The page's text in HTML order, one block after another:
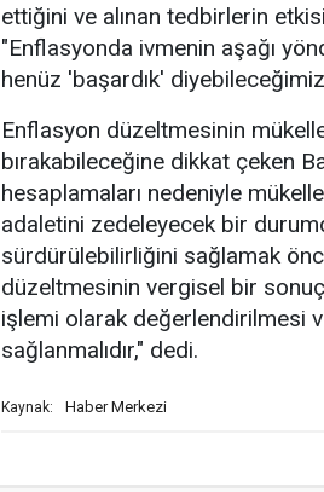
ettiğini ve alınan tedbirlerin
"Enflasyonda ivmenin aşağı
henüz 'başardık'
Enflasyon düzeltmesinin
bırakabileceğine dikkat çeken
hesaplamaları nedeniyle
adaletini zedeleyecek bir
sürdürülebilirliğini sağlamak
düzeltmesinin vergisel bir
işlemi olarak değerlendirilmesi
sağlanmalıdır," dedi.
Kaynak: Haber Merkezi